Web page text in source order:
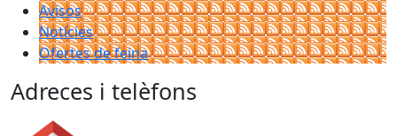
Avisos
Notícies
Ofertes de feina
Adreces i telèfons